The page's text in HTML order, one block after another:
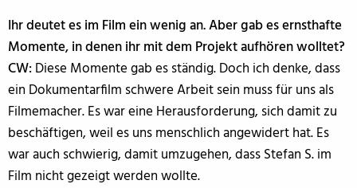
Ihr deutet es im Film ein wenig an. Aber gab es ernsthafte
Momente, in denen ihr mit dem Projekt aufhören wolltet?
CW:Diese Momente gab es ständig. Doch ich denke, dass
ein Dokumentarfilm schwere Arbeit sein muss für uns als
Filmemacher. Es war eine Herausforderung, sich damit zu
beschäftigen, weil es uns menschlich angewidert hat. Es
war auch schwierig, damit umzugehen, dass Stefan S. im
Film nicht gezeigt werden wollte.